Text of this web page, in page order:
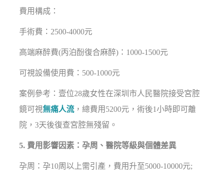
費用構成：
手術費：2500-4000元
高端麻醉費(丙泊酚復合麻醉)：1000-1500元
可視設備使用費：500-1000元
案例參考：壹位28歲女性在深圳市人民醫院接受宮腔
鏡可視無痛人流 ，總費用5200元，術後1小時即可離
院，3天後復查宮腔無殘留。
5. 費用影響因素：孕周、醫院等級與個體差異
孕周：孕10周以上需引產，費用升至5000-10000元;